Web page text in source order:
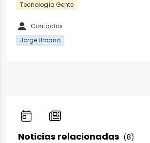
Tecnología Gente
Contactos
Jorge Urbano
Noticias relacionadas (8)